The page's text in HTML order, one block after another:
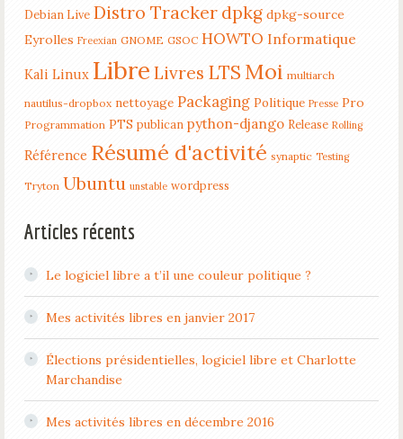
Debian Live Distro Tracker dpkg dpkg-source
Eyrolles Freexian GNOME GSOC HOWTO Informatique
Kali Linux Libre Livres LTS Moi multiarch
nautilus-dropbox nettoyage Packaging Politique Presse Pro
Programmation PTS publican python-django Release Rolling
Référence Résumé d'activité synaptic Testing
Tryton Ubuntu unstable wordpress
Articles récents
Le logiciel libre a t’il une couleur politique ?
Mes activités libres en janvier 2017
Élections présidentielles, logiciel libre et Charlotte
Marchandise
Mes activités libres en décembre 2016